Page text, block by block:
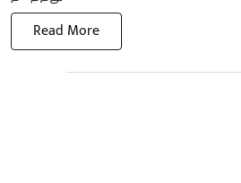
Read More